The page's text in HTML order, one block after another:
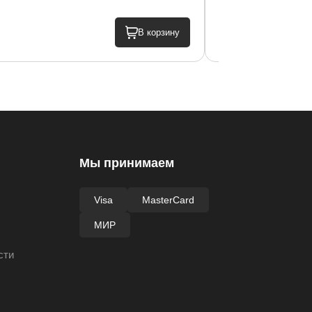
В корзину
Мы принимаем
Visa MasterCard
МИР